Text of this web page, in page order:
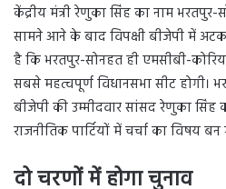
केंद्रीय मंत्री रेणुका सिंह का नाम
सामने आने के बाद विपक्षी बीजेपी में
है कि भरतपुर-सोनहत ही एमसीबी-
सबसे महत्वपूर्ण विधानसभा सीट होगी।
बीजेपी की उम्मीदवार सांसद रेणुका
राजनीतिक पार्टियों में चर्चा का विषय बन
दो चरणों में होगा चुनाव